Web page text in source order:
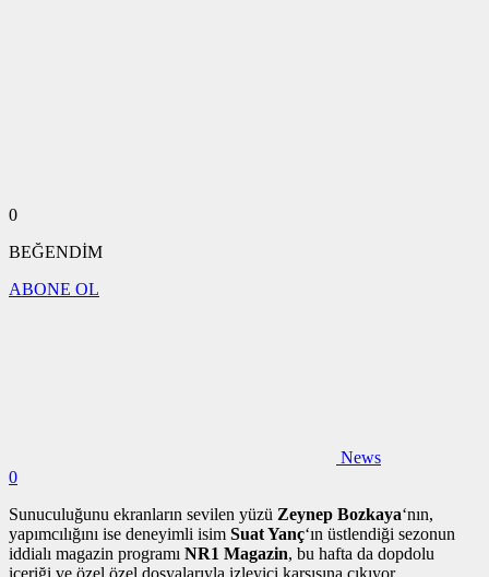
0
BEĞENDİM
ABONE OL
News
0
Sunuculuğunu ekranların sevilen yüzü Zeynep Bozkaya‘nın,
yapımcılığını ise deneyimli isim Suat Yanç‘ın üstlendiği sezonun
iddialı magazin programı NR1 Magazin, bu hafta da dopdolu